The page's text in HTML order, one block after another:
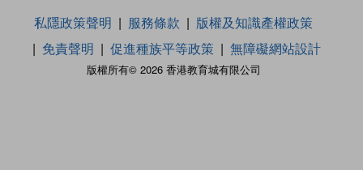
版權所有© 2026 香港教育城有限公司
私隱政策聲明 服務條款
版權及知識產權政策
免責聲明
促進種族平等政策 無障礙網站設計